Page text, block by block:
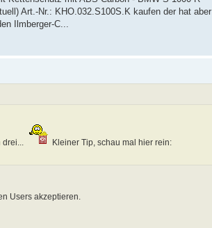
Art.-Nr.: KHO.032.S100S.K kaufen der hat aber
Ilmberger-C...
drei...
Kleiner Tip, schau mal hier rein:
Users akzeptieren.